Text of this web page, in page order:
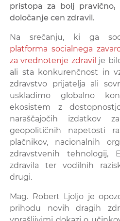
pristopa za bolj pravično,
določanje cen zdravil.
Na srečanju, ki ga
platforma socialnega
za vrednotenje zdravil je
ali sta konkurenčnost in
zdravstvo prijatelja ali
uskladimo globalno
ekosistem z
naraščajočih izdatkov
geopolitičnih napetosti
plačnikov, nacionalnih
zdravstvenih tehnologij,
zdravila ter vodilnih
drugi.
Mag. Robert Ljoljo je
prihodu novih dragih